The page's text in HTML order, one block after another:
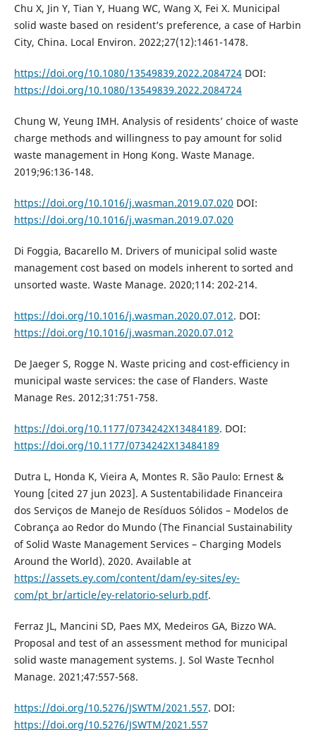
Chu X, Jin Y, Tian Y, Huang WC, Wang X, Fei X. Municipal
solid waste based on resident’s preference, a case of Harbin
City, China. Local Environ. 2022;27(12):1461-1478.
https://doi.org/10.1080/13549839.2022.2084724DOI:
https://doi.org/10.1080/13549839.2022.2084724
Chung W, Yeung IMH. Analysis of residents’ choice of waste
charge methods and willingness to pay amount for solid
waste management in Hong Kong. Waste Manage.
2019;96:136-148.
https://doi.org/10.1016/j.wasman.2019.07.020 DOI:
https://doi.org/10.1016/j.wasman.2019.07.020
Di Foggia, Bacarello M. Drivers of municipal solid waste
management cost based on models inherent to sorted and
unsorted waste. Waste Manage. 2020;114: 202-214.
https://doi.org/10.1016/j.wasman.2020.07.012. DOI:
https://doi.org/10.1016/j.wasman.2020.07.012
De Jaeger S, Rogge N. Waste pricing and cost-efficiency in
municipal waste services: the case of Flanders. Waste
Manage Res. 2012;31:751-758.
https://doi.org/10.1177/0734242X13484189. DOI:
https://doi.org/10.1177/0734242X13484189
Dutra L, Honda K, Vieira A, Montes R. São Paulo: Ernest &
Young [cited 27 jun 2023]. A Sustentabilidade Financeira
dos Serviços de Manejo de Resíduos Sólidos – Modelos de
Cobrança ao Redor do Mundo (The Financial Sustainability
of Solid Waste Management Services – Charging Models
Around the World). 2020. Available at
https://assets.ey.com/content/dam/ey-sites/ey-
com/pt_br/article/ey-relatorio-selurb.pdf.
Ferraz JL, Mancini SD, Paes MX, Medeiros GA, Bizzo WA.
Proposal and test of an assessment method for municipal
solid waste management systems. J. Sol Waste Tecnhol
Manage. 2021;47:557-568.
https://doi.org/10.5276/JSWTM/2021.557. DOI:
https://doi.org/10.5276/JSWTM/2021.557